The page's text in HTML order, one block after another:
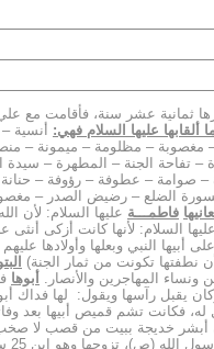
عشر سنة، فأقامت مع علي
ألقابها عليها السلام فهي: أنسية
مغصوبة – مظلومة – ميمونة –
– تفاحة الجنة – المطهرة –
صوامة – عطوفة – رؤوفة – حنانة
الضلع – رضيض الصدر –
فاطمـــة عليها السلام: لأن
عليها السلام: لأنها كانت أزكى أنثى
أبيها النبي وبعلها وأولادها عليهم
نطفتها تكونت من ثمار الجنة)
المهاجرين والأنصار. أبوها
وكان يقبل رآسها ويقول: لها
فكانت تشم قميص أبيها بعد
أن أبشر خديجة ببيت من قصب لا